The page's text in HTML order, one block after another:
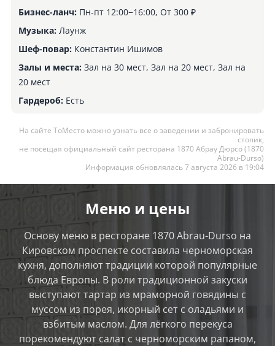
Бизнес-ланч:Пн-пт 12:00−16:00, От 300 ₽
Музыка:Лаунж
Шеф-повар:Константин Ишимов
Залы и места:Зал на 30 мест, Зал на 20 мест, Зал на
20 мест
Гардероб:Есть
На сайте ТоМесто можно узнать все о заведении и забронировать
столик,
не посещая официальный сайт ресторана 1870 Абрау Дюрсо (1870
Abrau-Durso)
Информация обновлялась 7 августа 2026 в 19:04
Меню и цены
Основу меню в ресторане 1870 Abrau-Durso на
Кировском проспекте составила черноморская
кухня, дополняют традиции которой популярные
блюда Европы. В роли традиционной закуски
выступают тартар из мраморной говядины с
муссом из порея, икорный сет с оладьями и
взбитым маслом. Для лёгкого перекуса
порекомендуют салат с черноморским рапаном,